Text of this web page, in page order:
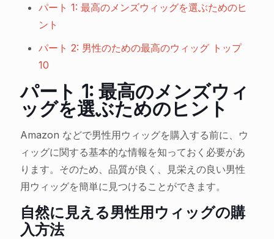
パート 1: 最高のメンズウィッグを選ぶためのヒ
ント
パート 2: 男性のための最高のウィッグ トップ
10
パート 1: 最高のメンズウィ
ッグを選ぶためのヒント
Amazon などで男性用ウィッグを購入する前に、ウ
ィッグに関する基本的な情報を知っておく必要があ
ります。そのため、品質が良く、見栄えの良い男性
用ウィッグを簡単に見つけることができます。
自然に見える男性用ウィッグの購
入方法